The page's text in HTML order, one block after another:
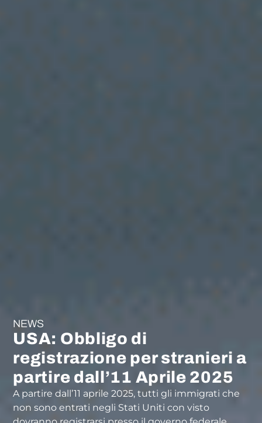
NEWS
USA: Obbligo di
registrazione per stranieri a
partire dall’11 Aprile 2025
A partire dall’11 aprile 2025, tutti gli immigrati che
non sono entrati negli Stati Uniti con visto